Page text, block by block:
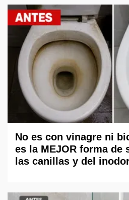
No es con vinagre ni
es la MEJOR forma de
las canillas y del